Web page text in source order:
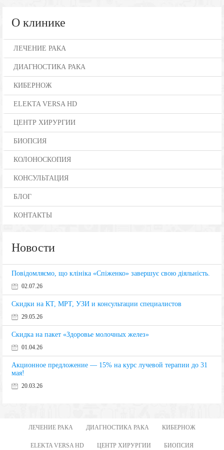
О клинике
ЛЕЧЕНИЕ РАКА
ДИАГНОСТИКА РАКА
КИБЕРНОЖ
ELEKTA VERSA HD
ЦЕНТР ХИРУРГИИ
БИОПСИЯ
КОЛОНОСКОПИЯ
КОНСУЛЬТАЦИЯ
БЛОГ
КОНТАКТЫ
Новости
Повідомляємо, що клініка «Спіженко» завершує свою діяльність.
02.07.26
Скидки на КТ, МРТ, УЗИ и консультации специалистов
29.05.26
Скидка на пакет «Здоровье молочных желез»
01.04.26
Акционное предложение — 15% на курс лучевой терапии до 31
мая!
20.03.26
ЛЕЧЕНИЕ РАКА ДИАГНОСТИКА РАКА КИБЕРНОЖ
ELEKTA VERSA HD ЦЕНТР ХИРУРГИИ БИОПСИЯ